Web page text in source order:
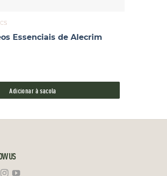
Essenciais de Alecrim
Adicionar à sacola
US